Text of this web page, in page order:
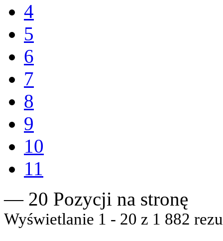
4
5
6
7
8
9
10
11
— 20 Pozycji na stronę
Wyświetlanie 1 - 20 z 1 882